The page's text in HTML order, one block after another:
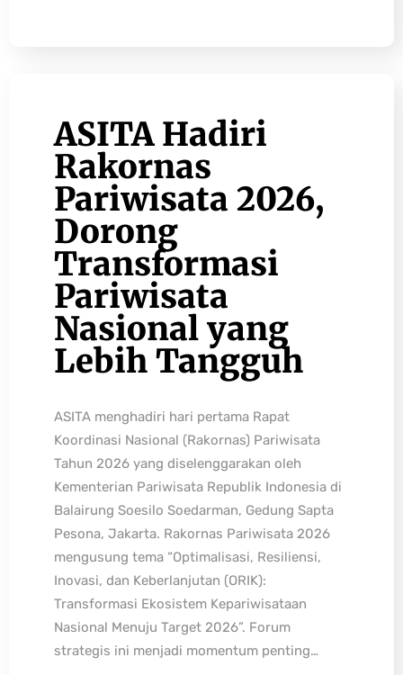
ASITA Hadiri
Rakornas
Pariwisata 2026,
Dorong
Transformasi
Pariwisata
Nasional yang
Lebih Tangguh
ASITA menghadiri hari pertama Rapat
Koordinasi Nasional (Rakornas) Pariwisata
Tahun 2026 yang diselenggarakan oleh
Kementerian Pariwisata Republik Indonesia di
Balairung Soesilo Soedarman, Gedung Sapta
Pesona, Jakarta. Rakornas Pariwisata 2026
mengusung tema “Optimalisasi, Resiliensi,
Inovasi, dan Keberlanjutan (ORIK):
Transformasi Ekosistem Kepariwisataan
Nasional Menuju Target 2026”. Forum
strategis ini menjadi momentum penting…